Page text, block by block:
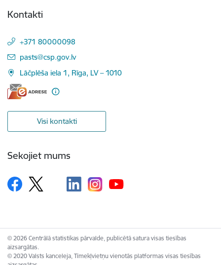
Kontakti
+371 80000098
E-pasts:
pasts@csp.gov.lv
Lāčplēša iela 1, Rīga, LV – 1010
Visi kontakti
Sekojiet mums
© 2026 Centrālā statistikas pārvalde, publicētā satura visas tiesības
aizsargātas.
© 2020 Valsts kanceleja, Tīmekļvietņu vienotās platformas visas tiesības